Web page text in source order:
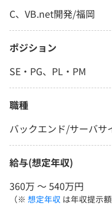
C、VB.net開発/福岡
ポジション
SE・PG、PL・PM
職種
バックエンド/サーバサ
給与(想定年収)
360万 〜 540万円
（※ 想定年収 は年収提示